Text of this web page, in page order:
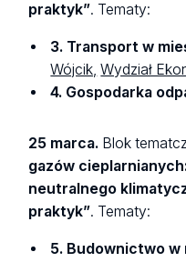
praktyk”. Tematy:
3. Transport w
Wójcik, Wydział
4. Gospodarka
25 marca. Blok
gazów
neutralnego
praktyk”. Tematy:
5. Budownictwo w